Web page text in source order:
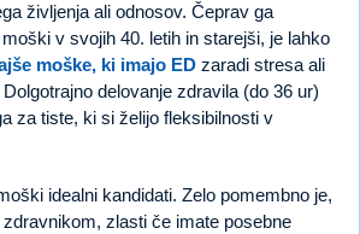
življenja ali odnosov. Čeprav ga
v svojih 40. letih in starejši, je lahko
moške, ki imajo ED zaradi stresa ali
delovanje zdravila (do 36 ur)
za tiste, ki si želijo fleksibilnosti v
idealni kandidati. Zelo pomembno je,
zlasti če imate posebne